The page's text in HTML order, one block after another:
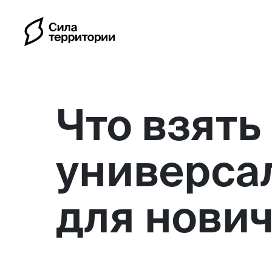
Календарь
Индивидуальные
Что
для